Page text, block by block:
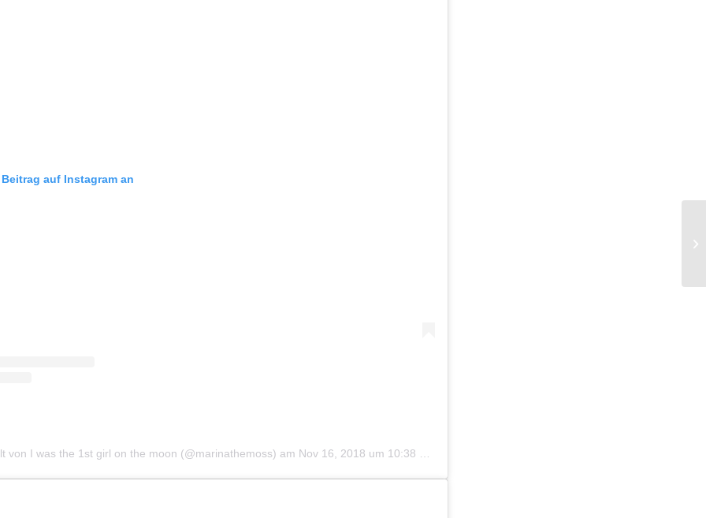
auf Instagram an
von I was the 1st girl on the moon (@marinathemoss) am Nov 16, 2018 um 10:38 PST